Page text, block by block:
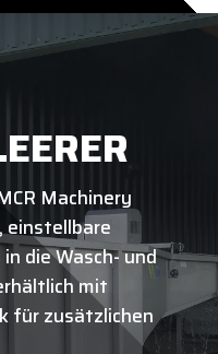
Machinery
die Wasch- und
mit
für zusätzlichen